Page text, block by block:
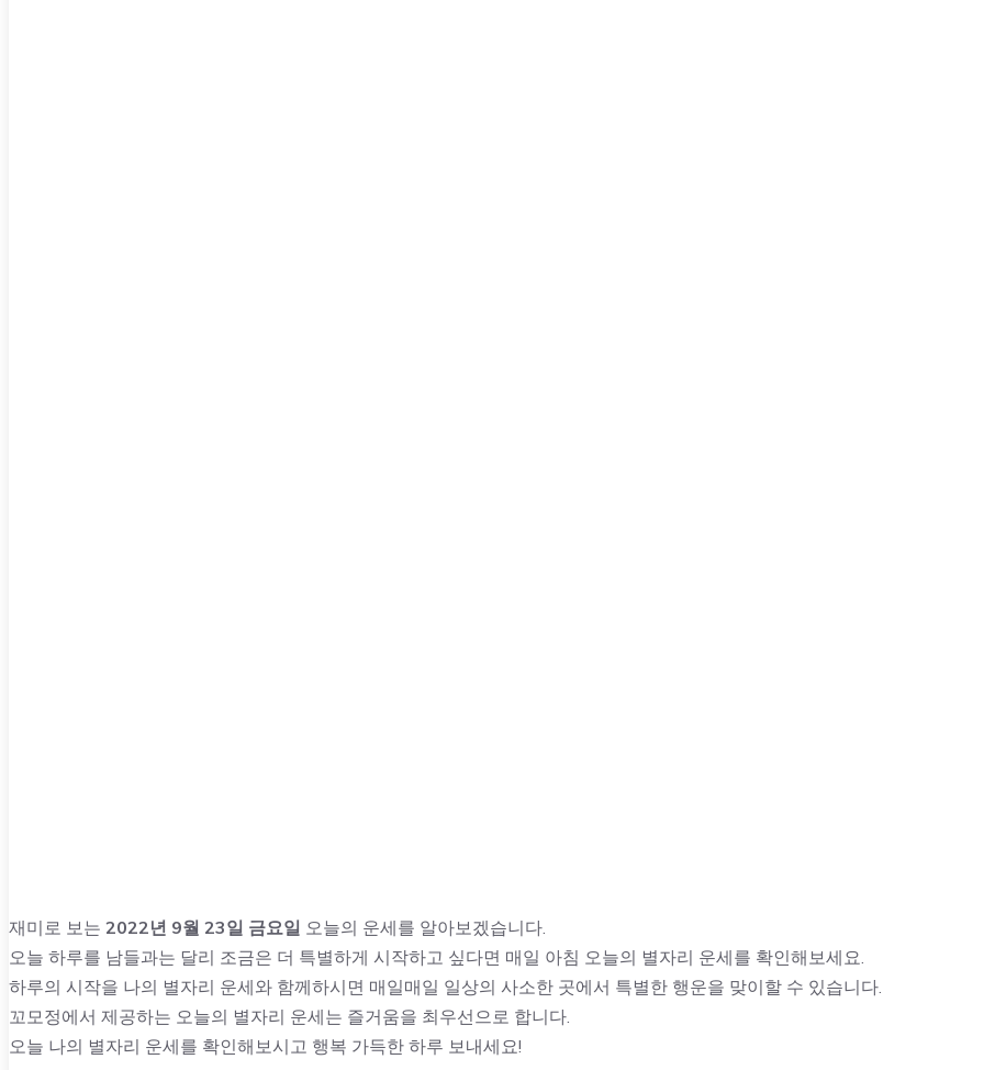
재미로 보는 2022년 9월 23일 금요일 오늘의 운세를 알아보겠습니다.
오늘 하루를 남들과는 달리 조금은 더 특별하게 시작하고 싶다면 매일 아침 오늘의 별자리 운세를 확인해보세요.
하루의 시작을 나의 별자리 운세와 함께하시면 매일매일 일상의 사소한 곳에서 특별한 행운을 맞이할 수 있습니다.
꼬모정에서 제공하는 오늘의 별자리 운세는 즐거움을 최우선으로 합니다.
오늘 나의 별자리 운세를 확인해보시고 행복 가득한 하루 보내세요!